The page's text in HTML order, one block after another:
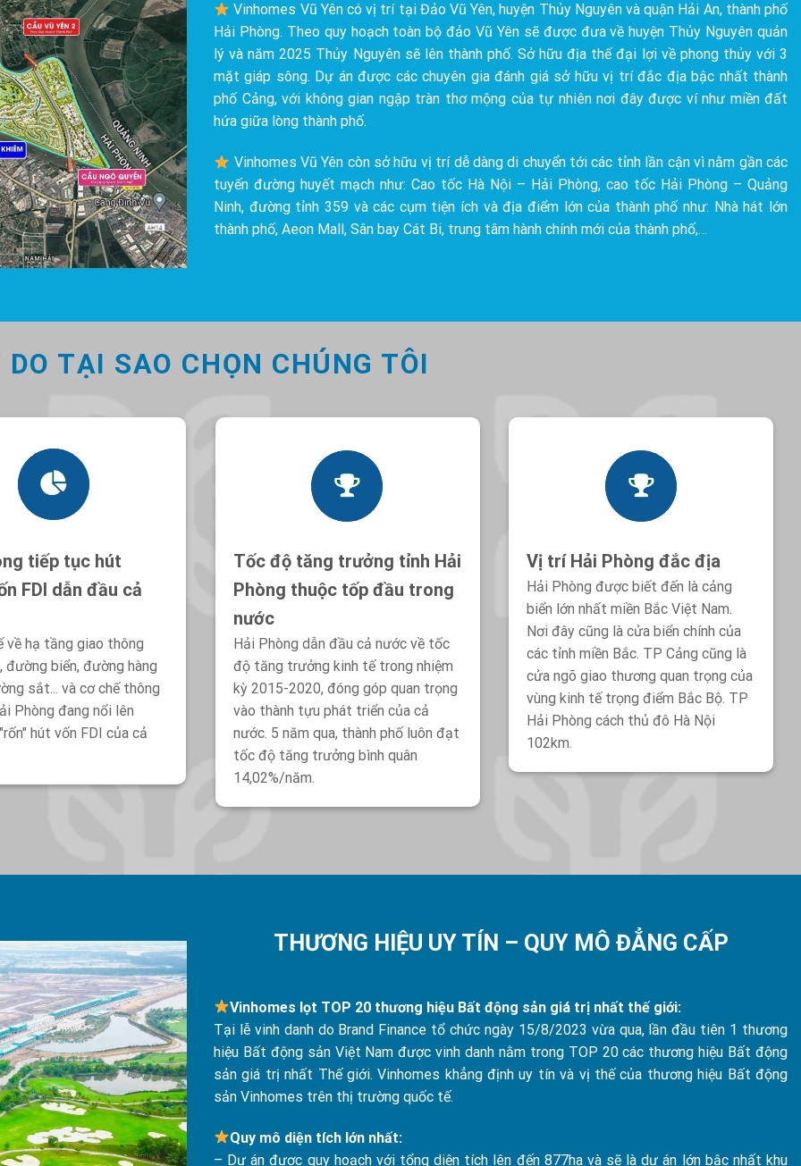
Vinhomes Vũ Yên có vị trí tại Đảo Vũ Yên, huyện Thủy Nguyên và quận Hải An, thành phố
Hải Phòng. Theo quy hoạch toàn bộ đảo Vũ Yên sẽ được đưa về huyện Thủy Nguyên quản
lý và năm 2025 Thủy Nguyên sẽ lên thành phố. Sở hữu địa thế đại lợi về phong thủy với 3
mặt giáp sông. Dự án được các chuyên gia đánh giá sở hữu vị trí đắc địa bậc nhất thành
phố Cảng, với không gian ngập tràn thơ mộng của tự nhiên nơi đây được ví như miền đất
hứa giữa lòng thành phố.
Vinhomes Vũ Yên còn sở hữu vị trí dễ dàng di chuyển tới các tỉnh lần cận vì nằm gần các
tuyến đường huyết mạch như: Cao tốc Hà Nội – Hải Phòng, cao tốc Hải Phòng – Quảng
Ninh, đường tỉnh 359 và các cụm tiện ích và địa điểm lớn của thành phố như: Nhà hát lớn
thành phố, Aeon Mall, Sân bay Cát Bi, trung tâm hành chính mới của thành phố,…
DO TẠI SAO CHỌN CHÚNG TÔI
tiếp tục hút
FDI dẫn đầu cả
về hạ tầng giao thông
đường biển, đường hàng
sắt... và cơ chế thông
Phòng đang nổi lên
hút vốn FDI của cả
Tốc độ tăng trưởng tỉnh Hải
Phòng thuộc tốp đầu trong
nước
Hải Phòng dẫn đầu cả nước về tốc
độ tăng trưởng kinh tế trong nhiệm
kỳ 2015-2020, đóng góp quan trọng
vào thành tựu phát triển của cả
nước. 5 năm qua, thành phố luôn đạt
tốc độ tăng trưởng bình quân
14,02%/năm.
Vị trí Hải Phòng đắc địa
Hải Phòng được biết đến là cảng
biển lớn nhất miền Bắc Việt Nam.
Nơi đây cũng là cửa biển chính của
các tỉnh miền Bắc. TP Cảng cũng là
cửa ngõ giao thương quan trọng của
vùng kinh tế trọng điểm Bắc Bộ. TP
Hải Phòng cách thủ đô Hà Nội
102km.
THƯƠNG HIỆU UY TÍN – QUY MÔ ĐẲNG CẤP
Vinhomes lọt TOP 20 thương hiệu Bất động sản giá trị nhất thế giới:
Tại lễ vinh danh do Brand Finance tổ chức ngày 15/8/2023 vừa qua, lần đầu tiên 1 thương
hiệu Bất động sản Việt Nam được vinh danh nằm trong TOP 20 các thương hiệu Bất động
sản giá trị nhất Thế giới. Vinhomes khẳng định uy tín và vị thế của thương hiệu Bất động
sản Vinhomes trên thị trường quốc tế.
Quy mô diện tích lớn nhất:
– Dự án được quy hoạch với tổng diện tích lên đến 877ha và sẽ là dự án lớn bậc nhất khu